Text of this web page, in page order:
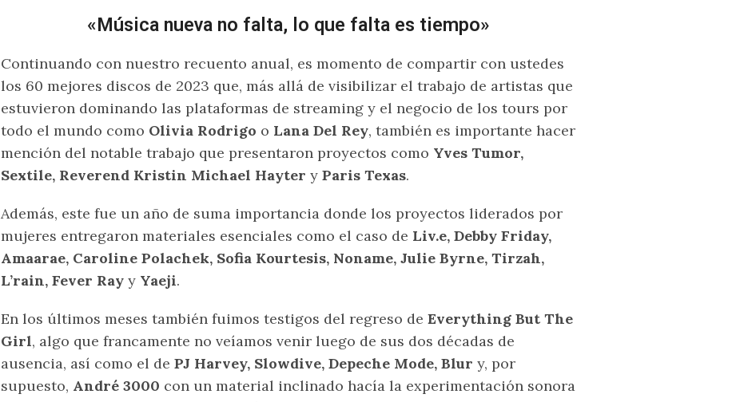
«Música nueva no falta, lo que falta es tiempo»
Continuando con nuestro recuento anual, es momento de compartir con ustedes
los 60 mejores discos de 2023 que, más allá de visibilizar el trabajo de artistas que
estuvieron dominando las plataformas de streaming y el negocio de los tours por
todo el mundo como Olivia Rodrigo o Lana Del Rey, también es importante hacer
mención del notable trabajo que presentaron proyectos como Yves Tumor,
Sextile, Reverend Kristin Michael Hayter y Paris Texas.
Además, este fue un año de suma importancia donde los proyectos liderados por
mujeres entregaron materiales esenciales como el caso de Liv.e, Debby Friday,
Amaarae, Caroline Polachek, Sofia Kourtesis, Noname, Julie Byrne, Tirzah,
L’rain, Fever Ray y Yaeji.
En los últimos meses también fuimos testigos del regreso de Everything But The
Girl, algo que francamente no veíamos venir luego de sus dos décadas de
ausencia, así como el de PJ Harvey, Slowdive, Depeche Mode, Blur y, por
supuesto, André 3000 con un material inclinado hacía la experimentación sonora